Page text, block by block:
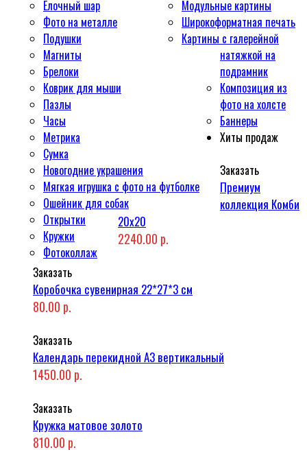
Ёлочный шар
Фото на металле
Подушки
Магниты
Брелоки
Коврик для мыши
Пазлы
Часы
Метрика
Сумка
Новогодние украшения
Мягкая игрушка с фото на футболке
Ошейник для собак
Открытки
Кружки
Фотоколлаж
Модульные картины
Широкоформатная печать
Картины с галерейной
натяжкой на
подрамник
Композиция из
фото на холсте
Баннеры
Хиты продаж
Заказать
Премиум
коллекция Комби
20x20
2240.00 р.
Заказать
Коробочка сувенирная 22*27*3 см
80.00 р.
Заказать
Календарь перекидной А3 вертикальный
1450.00 р.
Заказать
Кружка матовое золото
810.00 р.